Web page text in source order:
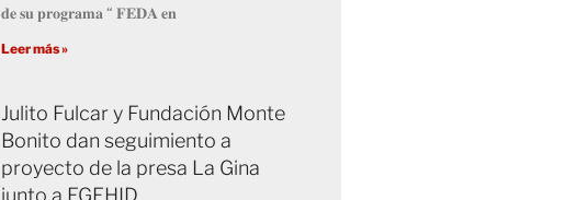
𝐝𝐞 𝐬𝐮 𝐩𝐫𝐨𝐠𝐫𝐚𝐦𝐚 “ 𝐅𝐄𝐃𝐀 𝐞𝐧
Leer más »
Julito Fulcar y Fundación Monte
Bonito dan seguimiento a
proyecto de la presa La Gina
junto a EGEHID